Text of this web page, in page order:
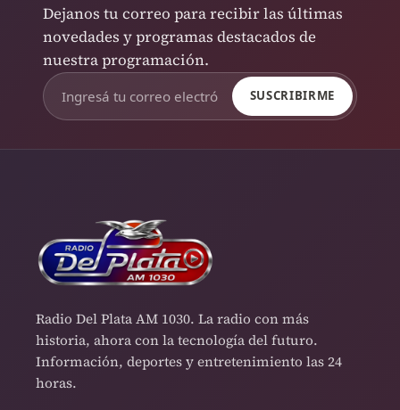
Dejanos tu correo para recibir las últimas
novedades y programas destacados de
nuestra programación.
SUSCRIBIRME
Radio Del Plata AM 1030. La radio con más
historia, ahora con la tecnología del futuro.
Información, deportes y entretenimiento las 24
horas.